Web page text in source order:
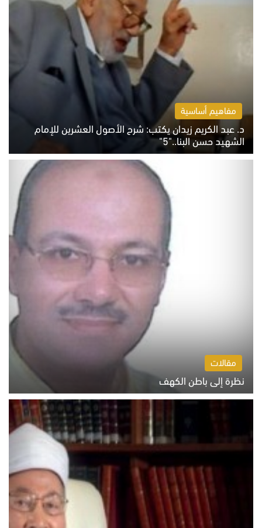
مفاهيم أساسية
د. عبد الكريم زيدان يكتب: شرح الأصول العشرين للإمام
الشهيد حسن البنا.."5"
السبت 8 أغسطس 2026 10:46 ص
مقالات
نظرة إلى باطن الكهف
السبت 8 أغسطس 2026 11:04 ص